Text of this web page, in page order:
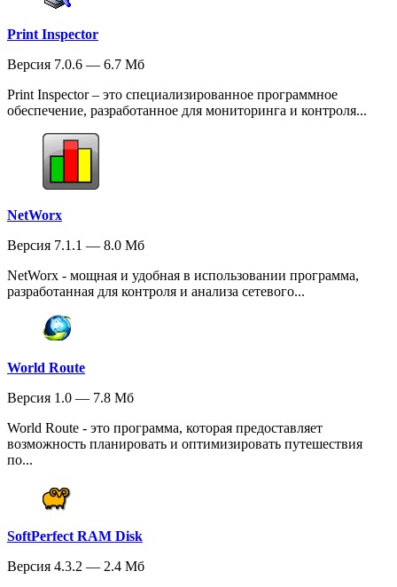
Print Inspector
Версия 7.0.6 — 6.7 Мб
Print Inspector – это специализированное программное
обеспечение, разработанное для мониторинга и контроля...
NetWorx
Версия 7.1.1 — 8.0 Мб
NetWorx - мощная и удобная в использовании программа,
разработанная для контроля и анализа сетевого...
World Route
Версия 1.0 — 7.8 Мб
World Route - это программа, которая предоставляет
возможность планировать и оптимизировать путешествия
по...
SoftPerfect RAM Disk
Версия 4.3.2 — 2.4 Мб